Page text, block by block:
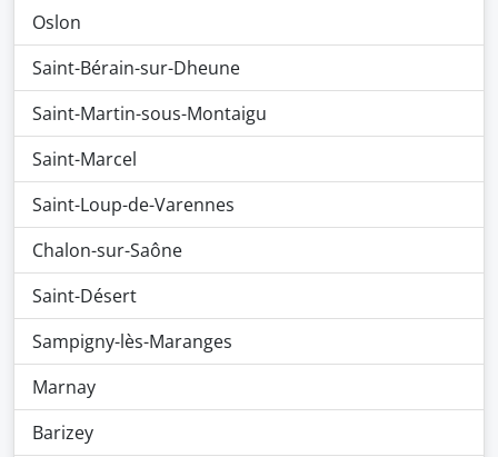
Oslon
Saint-Bérain-sur-Dheune
Saint-Martin-sous-Montaigu
Saint-Marcel
Saint-Loup-de-Varennes
Chalon-sur-Saône
Saint-Désert
Sampigny-lès-Maranges
Marnay
Barizey